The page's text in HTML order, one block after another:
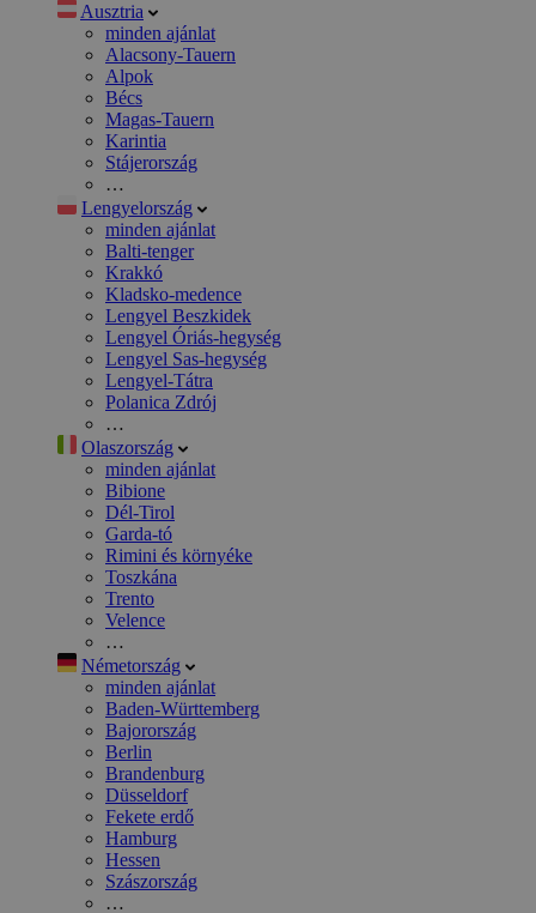
Ausztria
minden ajánlat
Alacsony-Tauern
Alpok
Bécs
Magas-Tauern
Karintia
Stájerország
…
Lengyelország
minden ajánlat
Balti-tenger
Krakkó
Kladsko-medence
Lengyel Beszkidek
Lengyel Óriás-hegység
Lengyel Sas-hegység
Lengyel-Tátra
Polanica Zdrój
…
Olaszország
minden ajánlat
Bibione
Dél-Tirol
Garda-tó
Rimini és környéke
Toszkána
Trento
Velence
…
Németország
minden ajánlat
Baden-Württemberg
Bajorország
Berlin
Brandenburg
Düsseldorf
Fekete erdő
Hamburg
Hessen
Szászország
…